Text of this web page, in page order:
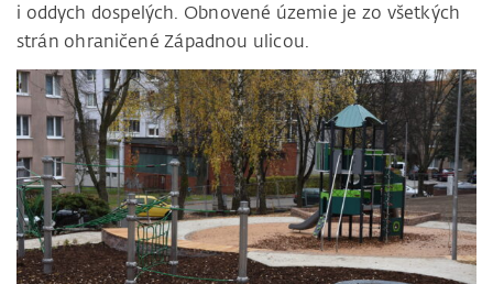
i oddych dospelých. Obnovené územie je zo všetkých
strán ohraničené Západnou ulicou.